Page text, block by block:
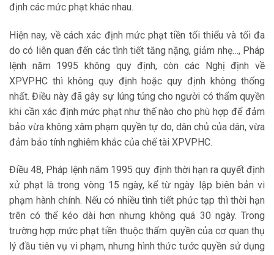
định các mức phạt khác nhau.
Hiện nay, về cách xác định mức phạt tiền tối thiểu và tối đa
do có liên quan đến các tình tiết tăng nặng, giảm nhẹ…, Pháp
lệnh năm 1995 không quy định, còn các Nghị định về
XPVPHC thì không quy định hoặc quy định không thống
nhất. Điều này đã gây sự lúng túng cho người có thẩm quyền
khi cần xác định mức phạt như thế nào cho phù hợp để đảm
bảo vừa không xâm phạm quyền tự do, dân chủ của dân, vừa
đảm bảo tính nghiêm khắc của chế tài XPVPHC.
Điều 48, Pháp lệnh năm 1995 quy định thời hạn ra quyết định
xử phạt là trong vòng 15 ngày, kể từ ngày lập biên bản vi
phạm hành chính. Nếu có nhiều tình tiết phức tạp thì thời hạn
trên có thể kéo dài hơn nhưng không quá 30 ngày. Trong
trường hợp mức phạt tiền thuộc thẩm quyền của cơ quan thụ
lý đầu tiên vụ vi phạm, nhưng hình thức tước quyền sử dụng